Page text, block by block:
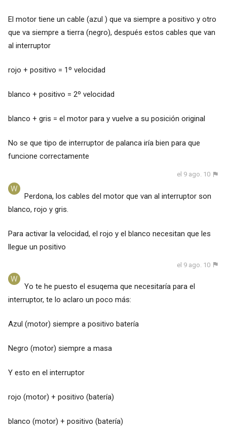
El motor tiene un cable (azul ) que va siempre a positivo y otro
que va siempre a tierra (negro), después estos cables que van
al interruptor
rojo + positivo = 1º velocidad
blanco + positivo = 2º velocidad
blanco + gris = el motor para y vuelve a su posición original
No se que tipo de interruptor de palanca iría bien para que
funcione correctamente
el 9 ago. 10
Perdona, los cables del motor que van al interruptor son
blanco, rojo y gris.
Para activar la velocidad, el rojo y el blanco necesitan que les
llegue un positivo
el 9 ago. 10
Yo te he puesto el esuqema que necesitaría para el
interruptor, te lo aclaro un poco más:
Azul (motor) siempre a positivo batería
Negro (motor) siempre a masa
Y esto en el interruptor
rojo (motor) + positivo (batería)
blanco (motor) + positivo (batería)